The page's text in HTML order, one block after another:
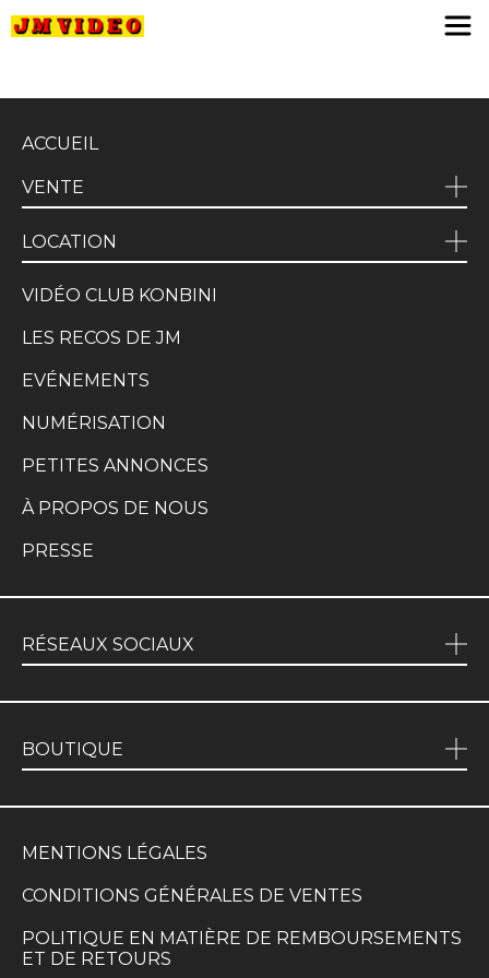
ACCUEIL
VENTE
LOCATION
VIDÉO CLUB KONBINI
LES RECOS DE JM
EVÉNEMENTS
NUMÉRISATION
PETITES ANNONCES
À PROPOS DE NOUS
PRESSE
RÉSEAUX SOCIAUX
BOUTIQUE
MENTIONS LÉGALES
CONDITIONS GÉNÉRALES DE VENTES
POLITIQUE EN MATIÈRE DE REMBOURSEMENTS
ET DE RETOURS